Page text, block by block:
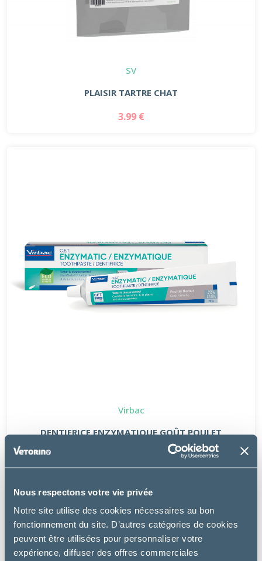
Nous respectons votre vie privée
Notre site utilise des cookies nécessaires au bon
fonctionnement du site. D’autres catégories de cookies
peuvent être utilisées pour personnaliser votre
expérience, diffuser des offres commerciales
SV
PLAISIR TARTRE CHAT
3.99 €
Virbac
DENTIFRICE ENZYMATIQUE GOÛT POULET